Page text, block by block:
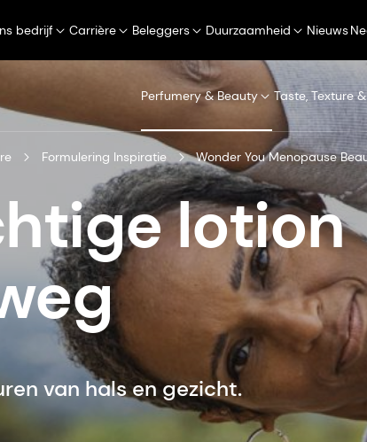
bedrijf Carrière Beleggers Duurzaamheid Nieuws
Perfumery & Beauty Taste, Texture
Formulering Inspiratie Wonder You Menopause
lotion
van hals en gezicht.